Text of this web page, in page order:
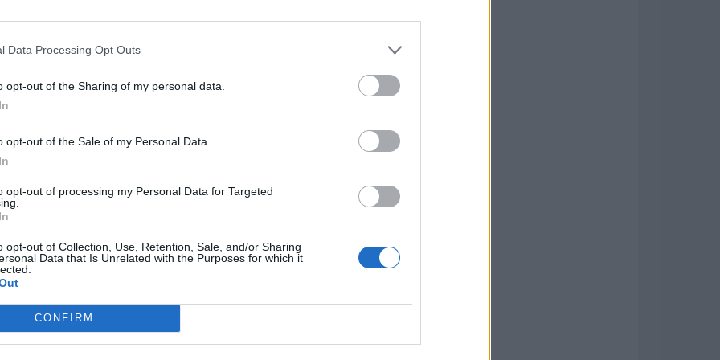
Data Processing Opt Outs
opt-out of the Sharing of my personal data.
opt-out of the Sale of my Personal Data.
opt-out of processing my Personal Data for Targeted
opt-out of Collection, Use, Retention, Sale, and/or Sharing
Data that Is Unrelated with the Purposes for which it
CONFIRM
вашата симпатија.
кои ви се многу важни, бидејќи сте
деловниот сегмент, денот е совршен и за
иницирате контакт со бивши или личност
од тоа што многу ветувачки информации
видите како ќе се развива ситуацијата. Ако
време е да се активирате.
Ви требаше време да ги склопите работите,
и време е да направите поодлучни потези.
бидејќи делувате промислено и
СТАНУВА - ГЛУП. Да, ако е